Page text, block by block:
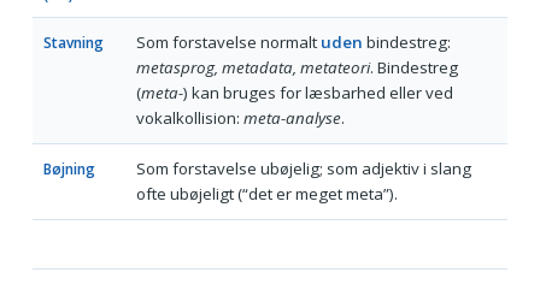
Stavning Som forstavelse normalt uden bindestreg:
metasprog, metadata, metateori. Bindestreg
(meta-) kan bruges for læsbarhed eller ved
vokalkollision: meta-analyse.
Bøjning
Som forstavelse ubøjelig; som adjektiv i slang
ofte ubøjeligt (“det er meget meta”).